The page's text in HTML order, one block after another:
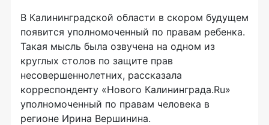
В Калининградской области в скором будущем
появится уполномоченный по правам ребенка.
Такая мысль была озвучена на одном из
круглых столов по защите прав
несовершеннолетних, рассказала
корреспонденту «Нового Калининграда.Ru»
уполномоченный по правам человека в
регионе Ирина Вершинина.